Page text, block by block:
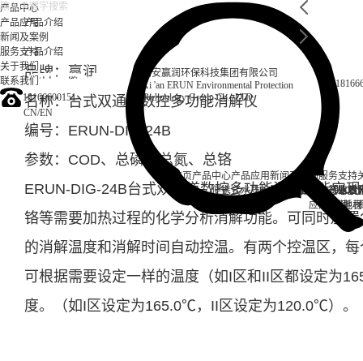
西安赢润环保科技集团有限公司
Xi 'an ERUN Environmental Protection
Technology Group Co., LTD
首页产品中心
便携式水质检测仪
实验室台式水质
试剂耗材
产品应用
循环冷却水饮
地
新闻及案例
企业资讯行业资
应用案例
服务支持
售后
产品中心
产品应用
新闻及案例
服务支持
关于我们
联系我们
18166600151
CN/EN
产品介绍
产品介绍
品牌：赢润
名称：台式双通道数控多功能消解仪
编号：ERUN-DIG-24B
参数：COD、总磷、总氮、总铬
ERUN-DIG-24B台式双通道数控多功能消解仪
能实
铬等需要加热过程的化学分析消解功能。可同时放
的消解温度和消解时间自动控温。有两个控温区，
可根据需要设定一样的温度（如I区和II区都设定为
度。（如I区设定为165.0℃，II区设定为120.0℃）。